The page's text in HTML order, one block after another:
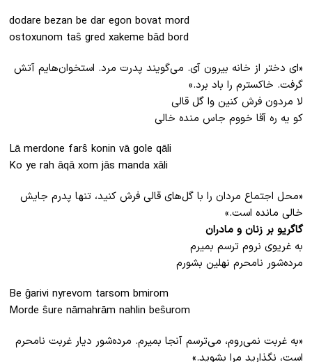
dodare bezan be dar egon bovat mord
ostoxunom taŝ gred xakeme bād bord
«ای دختر از خانه بیرون آی. می‌گویند پدرت مرد. استخوان‌هایم آتش
گرفت. خاکسترم را باد برد.»
لا مردون فرش کنین وا گل قالی
کو یه ره آقا خووم جاس منده خالی
Lā merdone farŝ konin vā gole qāli
Ko ye rah āqā xom jās manda xāli
«محل اجتماع مردان را با گل‌های قالی فرش کنید، تنها پدرم جایش
خالی مانده ‌است.»
گاگریو بر زنان و مادران
به غریوی نروم ترسم بمیرم
مرده‌شور نامحرم نهلین بشورم
Be ĝarivi nyrevom tarsom bmirom
Morde ŝure nāmahrām nahlin beŝurom
«به غربت نمی‌روم، می‌ترسم آنجا بمیرم. مرده‌شور دیار غربت نامحرم
است، نگذارید مرا بشوید.»